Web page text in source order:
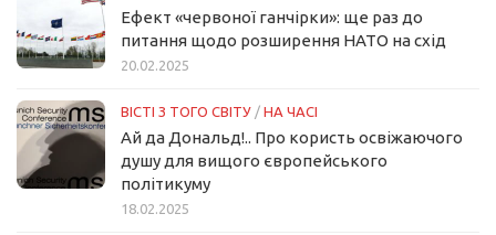
Ефект «червоної ганчірки»: ще раз до
питання щодо розширення НАТО на схід
20.02.2025
ВІСТІ З ТОГО СВІТУ / НА ЧАСІ
Ай да Дональд!.. Про користь освіжаючого
душу для вищого європейського
політикуму
18.02.2025